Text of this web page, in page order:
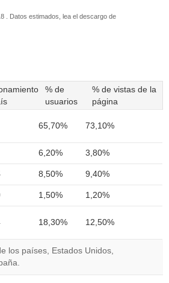
. Datos estimados, lea el descargo de
% de
usuarios
% de vistas de la
página
65,70% 73,10%
6,20% 3,80%
8,50% 9,40%
1,50% 1,20%
18,30% 12,50%
los países, Estados Unidos,